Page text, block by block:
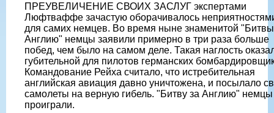
ПРЕУВЕЛИЧЕНИЕ СВОИХ ЗАСЛУГ экспертами
Люфтваффе зачастую оборачивалось
для самих немцев. Во время ныне знаменитой
Англию" немцы заявили примерно в три раза больше
побед, чем было на самом деле. Такая наглость
губительной для пилотов германских
Командование Рейха считало, что истребительная
английская авиация давно уничтожена, и посылало
самолеты на верную гибель. "Битву за Англию" немцы
проиграли.